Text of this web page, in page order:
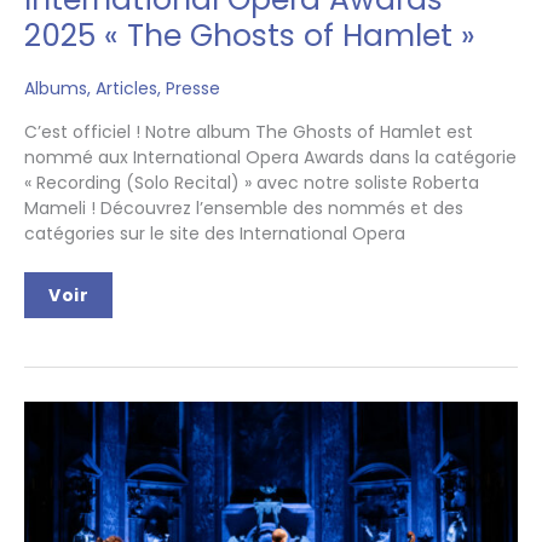
2025 « The Ghosts of Hamlet »
Albums, Articles, Presse
C’est officiel ! Notre album The Ghosts of Hamlet est
nommé aux International Opera Awards dans la catégorie
« Recording (Solo Recital) » avec notre soliste Roberta
Mameli ! Découvrez l’ensemble des nommés et des
catégories sur le site des International Opera
International
Awards
2025
« The
Ghosts
Hamlet »
Voir